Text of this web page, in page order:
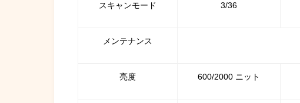
スキャンモード 3/36
メンテナンス
亮度 600/2000 ニット